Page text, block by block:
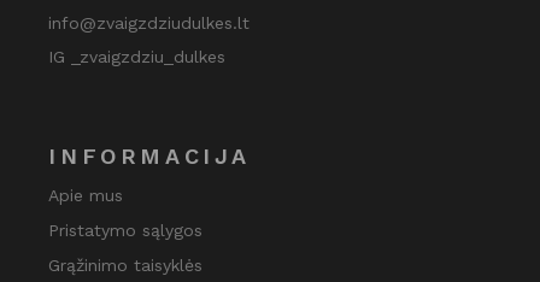
info@zvaigzdziudulkes.lt
IG _zvaigzdziu_dulkes
INFORMACIJA
Apie mus
Pristatymo sąlygos
Grąžinimo taisyklės